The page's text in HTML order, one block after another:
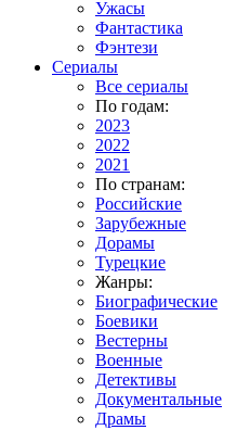
Ужасы
Фантастика
Фэнтези
Сериалы
Все сериалы
По годам:
2023
2022
2021
По странам:
Российские
Зарубежные
Дорамы
Турецкие
Жанры:
Биографические
Боевики
Вестерны
Военные
Детективы
Документальные
Драмы